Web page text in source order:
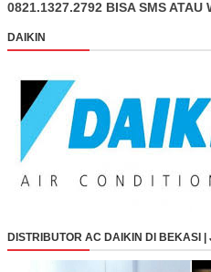
0821.1327.2792 BISA SMS ATAU
DAIKIN
DISTRIBUTOR AC DAIKIN DI BEKASI